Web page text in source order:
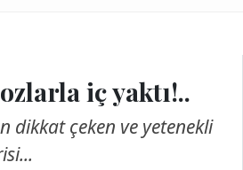
iç yaktı!..
dikkat çeken ve yetenekli